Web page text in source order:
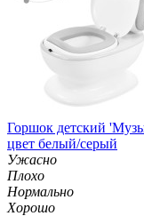
Горшок детский
цвет белый/серый
Ужасно
Плохо
Нормально
Хорошо